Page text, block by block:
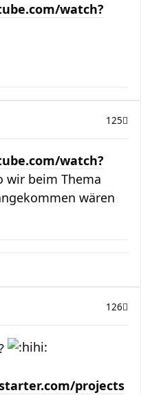
watch?
125
watch?
wir beim Thema
wären
126
projects